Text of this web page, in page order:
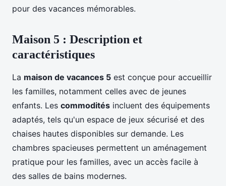
pour des vacances mémorables.
Maison 5 : Description et
caractéristiques
La maison de vacances 5 est conçue pour accueillir
les familles, notamment celles avec de jeunes
enfants. Les commodités incluent des équipements
adaptés, tels qu'un espace de jeux sécurisé et des
chaises hautes disponibles sur demande. Les
chambres spacieuses permettent un aménagement
pratique pour les familles, avec un accès facile à
des salles de bains modernes.